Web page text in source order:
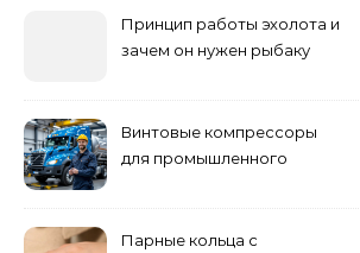
Принцип работы эхолота и
зачем он нужен рыбаку
Винтовые компрессоры
для промышленного
Парные кольца с